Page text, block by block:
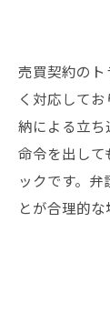
売買契約の
く対応して
納による立
命令を出し
ックです。
とが合理的な